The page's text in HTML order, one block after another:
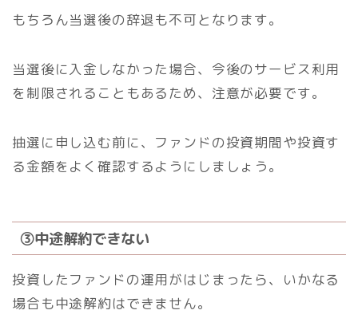
もちろん当選後の辞退も不可となります。
当選後に入金しなかった場合、今後のサービス利用
を制限されることもあるため、注意が必要です。
抽選に申し込む前に、ファンドの投資期間や投資す
る金額をよく確認するようにしましょう。
③中途解約できない
投資したファンドの運用がはじまったら、いかなる
場合も中途解約はできません。